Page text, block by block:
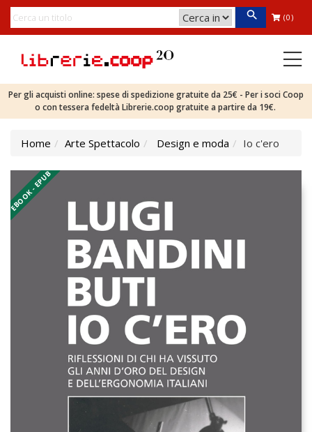
(0)
Per gli acquisti online: spese di spedizione gratuite da 25€ - Per i soci Coop
o con tessera fedeltà Librerie.coop gratuite a partire da 19€.
Home Arte Spettacolo Design e moda Io c'ero
EBOOK - EPUB